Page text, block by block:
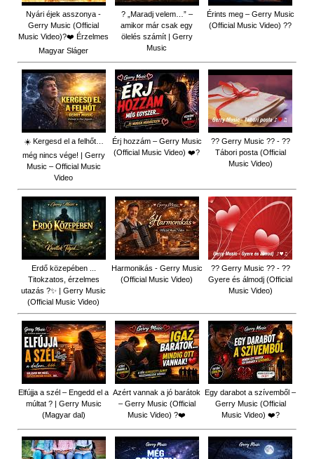
Nyári éjek asszonya -
Gerry Music (Official
Music Video)?❤️ Érzelmes
Magyar Sláger
? „Maradj velem…” –
amikor már csak egy
ölelés számít | Gerry
Music
Érints meg – Gerry Music
(Official Music Video) ??
☀️ Kergesd el a felhőt…
még nincs vége! | Gerry
Music – Official Music
Video
Érj hozzám – Gerry Music
(Official Music Video) ❤️?
?? Gerry Music ?? - ??
Tábori posta (Official
Music Video)
Erdő közepében ...
Titokzatos, érzelmes
utazás ?✨ | Gerry Music
(Official Music Video)
Harmonikás - Gerry Music
(Official Music Video)
?? Gerry Music ?? - ??
Gyere és álmodj (Official
Music Video)
Elfújja a szél – Engedd el a
múltat ? | Gerry Music
(Magyar dal)
Azért vannak a jó barátok
– Gerry Music (Official
Music Video) ?❤️
Egy darabot a szívemből –
Gerry Music (Official
Music Video) ❤️?